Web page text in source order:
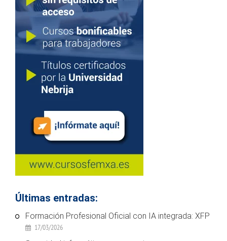
Últimas entradas:
Formación Profesional Oficial con IA integrada: XFP
17/03/2026